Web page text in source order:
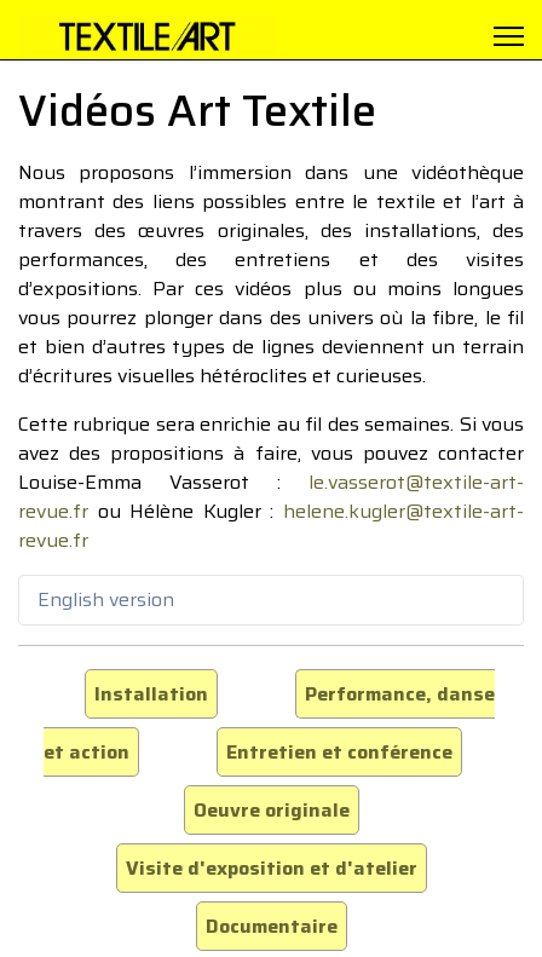
Vidéos Art Textile
Nous proposons l’immersion dans une vidéothèque
montrant des liens possibles entre le textile et l’art à
travers des œuvres originales, des installations, des
performances, des entretiens et des visites
d’expositions. Par ces vidéos plus ou moins longues
vous pourrez plonger dans des univers où la fibre, le fil
et bien d’autres types de lignes deviennent un terrain
d’écritures visuelles hétéroclites et curieuses.
Cette rubrique sera enrichie au fil des semaines. Si vous
avez des propositions à faire, vous pouvez contacter
Louise-Emma Vasserot : le.vasserot@textile-art-
revue.fr ou Hélène Kugler : helene.kugler@textile-art-
revue.fr
English version
Installation
Performance, danse
et action
Entretien et conférence
Oeuvre originale
Visite d'exposition et d'atelier
Documentaire